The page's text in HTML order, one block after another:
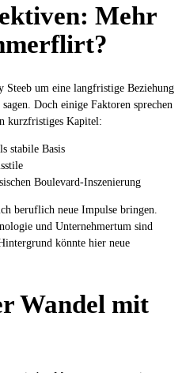
Mehr
Steeb um eine langfristige Beziehung
Doch einige Faktoren sprechen
kurzfristiges Kapitel:
stabile Basis
Boulevard-Inszenierung
beruflich neue Impulse bringen.
und Unternehmertum sind
könnte hier neue
Wandel mit